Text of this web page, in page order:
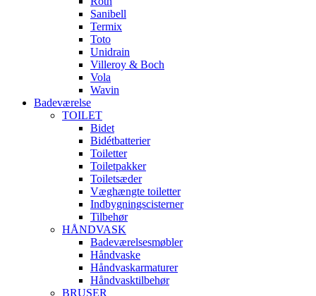
Sanibell
Termix
Toto
Unidrain
Villeroy & Boch
Vola
Wavin
Badeværelse
TOILET
Bidet
Bidétbatterier
Toiletter
Toiletpakker
Toiletsæder
Væghængte toiletter
Indbygningscisterner
Tilbehør
HÅNDVASK
Badeværelsesmøbler
Håndvaske
Håndvaskarmaturer
Håndvasktilbehør
BRUSER